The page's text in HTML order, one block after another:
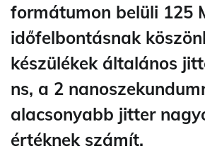
formátumon belüli 125
időfelbontásnak
készülékek általános
ns, a 2
alacsonyabb jitter
értéknek számít.